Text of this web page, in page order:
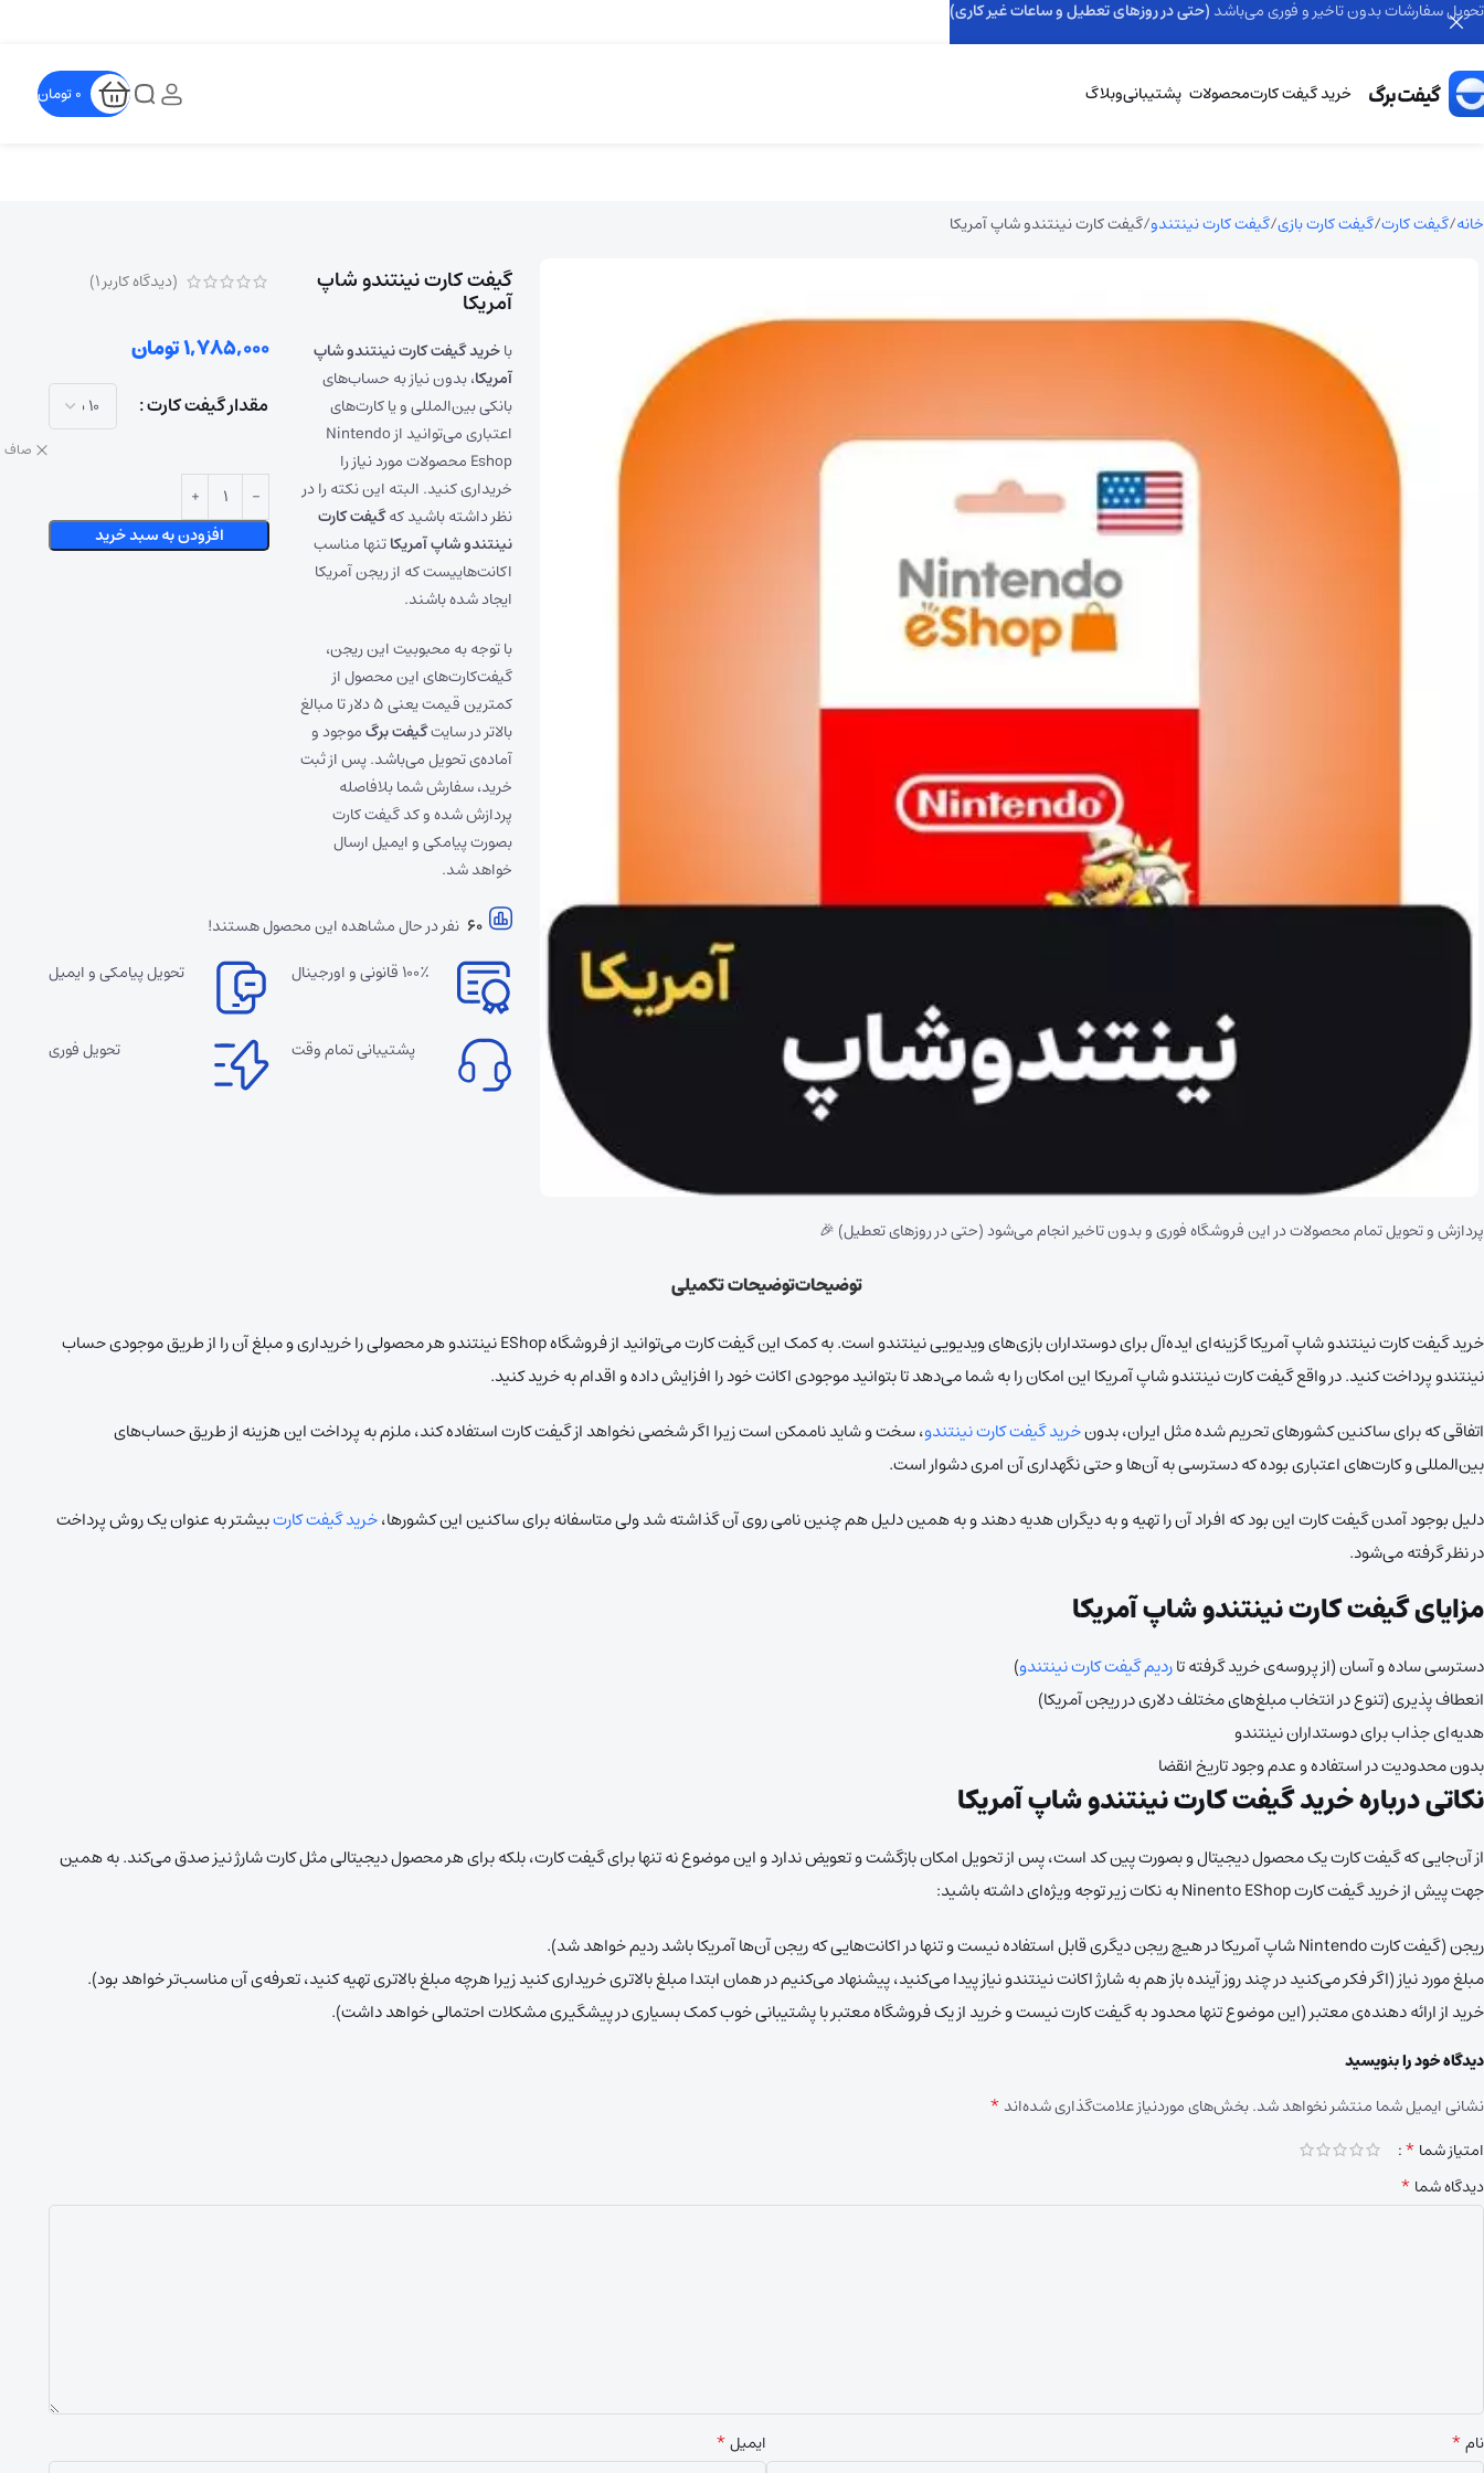
خرید گیفت کارتمحصولات پشتیبانیوبلاگ 0تومان
خانه گیفت کارت گیفت کارت بازی گیفت کارت نینتندو گیفت کارت نینتندو شاپ آمریکا
گیفت کارت نینتندو شاپ
آمریکا
(دیدگاه کاربر1
)
باخرید گیفت کارت نینتندو شاپ
آمریکا، بدون نیاز به حساب‌های
بانکی بین‌المللی و یا کارت‌های
اعتباری می‌توانید از Nintendo
Eshop محصولات مورد نیاز را
خریداری کنید. البته این نکته را در
نظر داشته باشید کهگیفت کارت
نینتندو شاپ آمریکاتنها مناسب
اکانت‌هاییست که از ریجن آمریکا
ایجاد شده باشند.
با توجه به محبوبیت این ریجن،
گیفت‌کارت‌های این محصول از
کمترین قیمت یعنی ۵ دلار تا مبالغ
بالاتر در سایتگیفت برگموجود و
آماده‌ی تحویل می‌باشد. پس از ثبت
خرید، سفارش شما بلافاصله
پردازش شده و کد گیفت کارت
بصورت پیامکی و ایمیل ارسال
خواهد شد.
1,785,000تومان
مقدار گیفت کارت
صاف
افزودن به سبد خرید
60 نفر در حال مشاهده این محصول هستند!
۱۰۰٪ قانونی و اورجینال
پشتیبانی تمام وقت
تحویل پیامکی و ایمیل
تحویل فوری
پردازش و تحویل تمام محصولات در این فروشگاه فوری و بدون تاخیر انجام می‌شود (حتی در روزهای تعطیل) 🎉
توضیحاتتوضیحات تکمیلی
خرید گیفت کارت نینتندو شاپ آمریکا گزینه‌ای ایده‌آل برای دوستداران بازی‌های ویدیویی نینتندو است. به کمک این گیفت کارت می‌توانید از فروشگاه EShop نینتندو هر محصولی را خریداری و مبلغ آن را از طریق موجودی حساب
نینتندو پرداخت کنید. در واقع گیفت کارت نینتندو شاپ آمریکا این امکان را به شما می‌دهد تا بتوانید موجودی اکانت خود را افزایش داده و اقدام به خرید کنید.
اتفاقی که برای ساکنین کشور‌های تحریم شده مثل ایران، بدونخرید گیفت کارت نینتندو، سخت و شاید ناممکن است زیرا اگر شخصی نخواهد از گیفت کارت استفاده کند، ملزم به پرداخت این هزینه از طریق حساب‌های
بین‌المللی و کارت‌های اعتباری بوده که دسترسی به آن‌ها و حتی نگهداری آن امری دشوار است.
دلیل بوجود آمدن گیفت کارت این بود که افراد آن را تهیه و به دیگران هدیه دهند و به همین دلیل هم چنین نامی روی آن گذاشته شد ولی متاسفانه برای ساکنین این کشورها،خرید گیفت کارتبیشتر به عنوان یک روش پرداخت
در نظر گرفته می‌شود.
مزایای گیفت کارت نینتندو شاپ آمریکا
دسترسی ساده و آسان (از پروسه‌ی خرید گرفته تاردیم گیفت کارت نینتندو)
انعطاف پذیری (تنوع در انتخاب مبلغ‌های مختلف دلاری در ریجن آمریکا)
هدیه‌ای جذاب برای دوستداران نینتندو
بدون محدودیت در استفاده و عدم وجود تاریخ انقضا
نکاتی درباره خرید گیفت کارت نینتندو شاپ آمریکا
از آن‌جایی که گیفت کارت یک محصول دیجیتال و بصورت پین کد است، پس از تحویل امکان بازگشت و تعویض ندارد و این موضوع نه تنها برای گیفت کارت، بلکه برای هر محصول دیجیتالی مثل کارت شارژ نیز صدق می‌کند. به همین
جهت پیش از خرید گیفت کارت Ninento EShop به نکات زیر توجه ویژه‌ای داشته باشید:
ریجن (گیفت کارت Nintendo شاپ آمریکا در هیچ ریجن دیگری قابل استفاده نیست و تنها در اکانت‌هایی که ریجن آن‌ها آمریکا باشد ردیم خواهد شد).
مبلغ مورد نیاز (اگر فکر می‌کنید در چند روز آینده باز هم به شارژ اکانت نینتندو نیاز پیدا می‌کنید، پیشنهاد می‌کنیم در همان ابتدا مبلغ بالاتری خریداری کنید زیرا هرچه مبلغ بالاتری تهیه کنید، تعرفه‌ی آن مناسب‌تر خواهد بود).
خرید از ارائه دهنده‌ی معتبر (این موضوع تنها محدود به گیفت کارت نیست و خرید از یک فروشگاه معتبر با پشتیبانی خوب کمک بسیاری در پیشگیری مشکلات احتمالی خواهد داشت).
دیدگاه خود را بنویسید
نشانی ایمیل شما منتشر نخواهد شد.بخش‌های موردنیاز علامت‌گذاری شده‌اند *
امتیاز شما *
دیدگاه شما *
نام* ایمیل*
تحویل سفارشات بدون تاخیر و فوری می‌باشد (حتی در روزهای تعطیل و ساعات غیر کاری)